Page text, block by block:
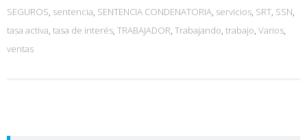
SEGUROS, sentencia, SENTENCIA CONDENATORIA, servicios, SRT, SSN,
tasa activa, tasa de interés, TRABAJADOR, Trabajando, trabajo, Varios,
ventas